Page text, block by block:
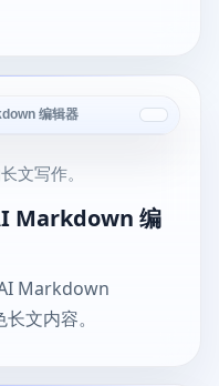
编辑器
文写作。
Markdown 编
Markdown
文内容。